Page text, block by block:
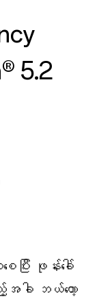
5.2
း ဖုန်းခေါ်
အခါ ဘယ်တော့